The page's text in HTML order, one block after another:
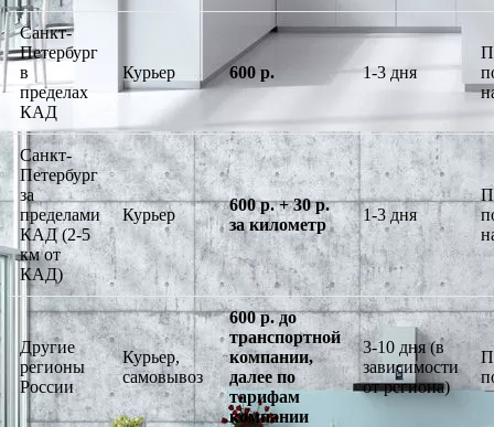
Санкт-
Петербург
в
пределах
КАД
Курьер 600 р. 1-3 дня
Санкт-
Петербург
за
пределами
КАД (2-5
км от
КАД)
Курьер
600 р. + 30 р.
за километр
1-3 дня
Другие
регионы
России
Курьер,
самовывоз
600 р. до
транспортной
компании,
далее по
тарифам
компании
3-10 дня (в
зависимости
от региона)